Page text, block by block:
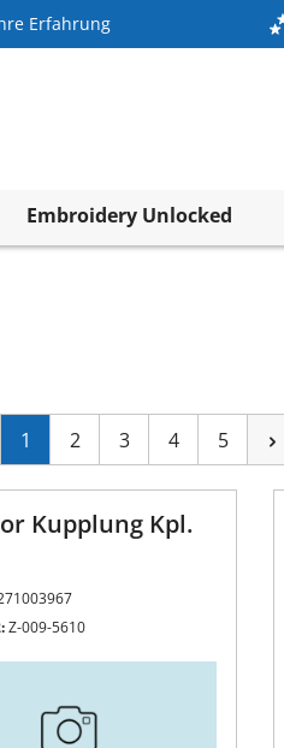
Erfahrung
Embroidery Unlocked
1 2 3 4 5
Kupplung Kpl.
Z-009-5610